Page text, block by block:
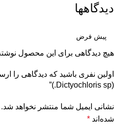
دیدگاهها
هیچ دیدگاهی برای این محصول
اولین نفری باشید که دیدگاهی را
(Dictyochloris sp.)”
نشانی ایمیل شما منتشر نخواهد شد.
شده‌اند *